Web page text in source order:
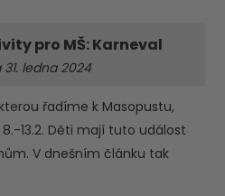
pro MŠ: Karneval
ledna 2024
řadíme k Masopustu,
13.2. Děti mají tuto událost
V dnešním článku tak